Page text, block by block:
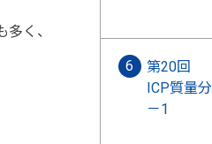
く、
第20回
ICP質量
－1